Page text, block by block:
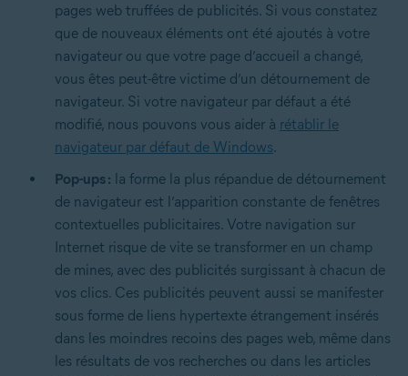
pages web truffées de publicités. Si vous constatez
que de nouveaux éléments ont été ajoutés à votre
navigateur ou que votre page d’accueil a changé,
vous êtes peut-être victime d’un détournement de
navigateur. Si votre navigateur par défaut a été
modifié, nous pouvons vous aider à rétablir le
navigateur par défaut de Windows.
Pop-ups : la forme la plus répandue de détournement
de navigateur est l’apparition constante de fenêtres
contextuelles publicitaires. Votre navigation sur
Internet risque de vite se transformer en un champ
de mines, avec des publicités surgissant à chacun de
vos clics. Ces publicités peuvent aussi se manifester
sous forme de liens hypertexte étrangement insérés
dans les moindres recoins des pages web, même dans
les résultats de vos recherches ou dans les articles